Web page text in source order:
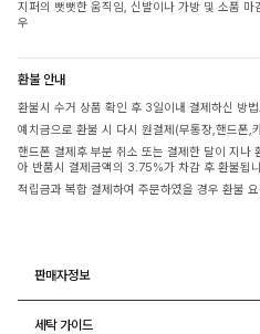
지퍼의 뻣뻣한 움직임, 신발이나 가방 및 소품
우
환불 안내
환불시 수거 상품 확인 후 3일이내 결제하신 방
예치금으로 환불 시 다시 원결제(무통장,핸드폰,
핸드폰 결제후 부분 취소 또는 결제한 달이 지나
아 반품시 결제금액의 3.75%가 차감 후 환불됩
적립금과 복합 결제하여 주문하였을 경우 환불
판매자정보
세탁 가이드